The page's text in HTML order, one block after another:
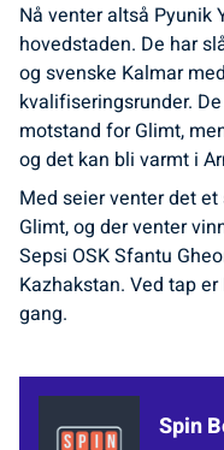
Nå venter altså Pyunik
hovedstaden. De har
og svenske Kalmar
kvalifiseringsrunder.
motstand for Glimt,
og det kan bli varmt i
Med seier venter det
Glimt, og der venter
Sepsi OSK Sfantu
Kazhakstan. Ved tap
gang.
Spin